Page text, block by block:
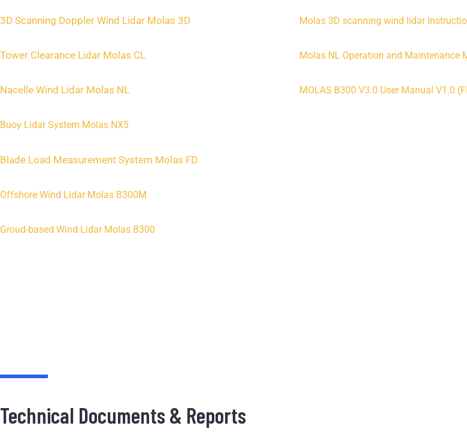
3D Scanning Doppler Wind Lidar Molas 3D
Tower Clearance Lidar Molas CL
Nacelle Wind Lidar Molas NL
Buoy Lidar System Molas NX5
Blade Load Measurement System Molas FD
Offshore Wind Lidar Molas B300M
Groud-based Wind Lidar Molas B300
Molas 3D scanning wind lidar
Molas NL Operation and Maintenance
MOLAS B300 V3.0 User Manual V1.0
Technical Documents & Reports